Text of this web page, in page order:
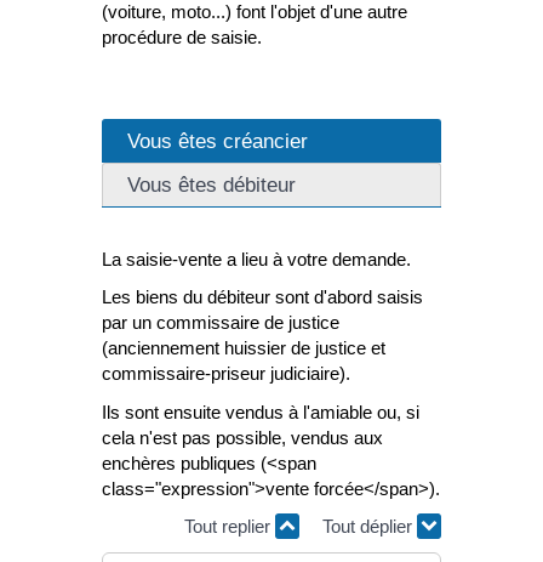
(voiture, moto...) font l'objet d'une autre
procédure de saisie.
Vous êtes créancier
Vous êtes débiteur
La saisie-vente a lieu à votre demande.
Les biens du débiteur sont d'abord saisis
par un commissaire de justice
(anciennement huissier de justice et
commissaire-priseur judiciaire).
Ils sont ensuite vendus à l'amiable ou, si
cela n'est pas possible, vendus aux
enchères publiques (<span
class="expression">vente forcée</span>).
Tout replier
Tout déplier